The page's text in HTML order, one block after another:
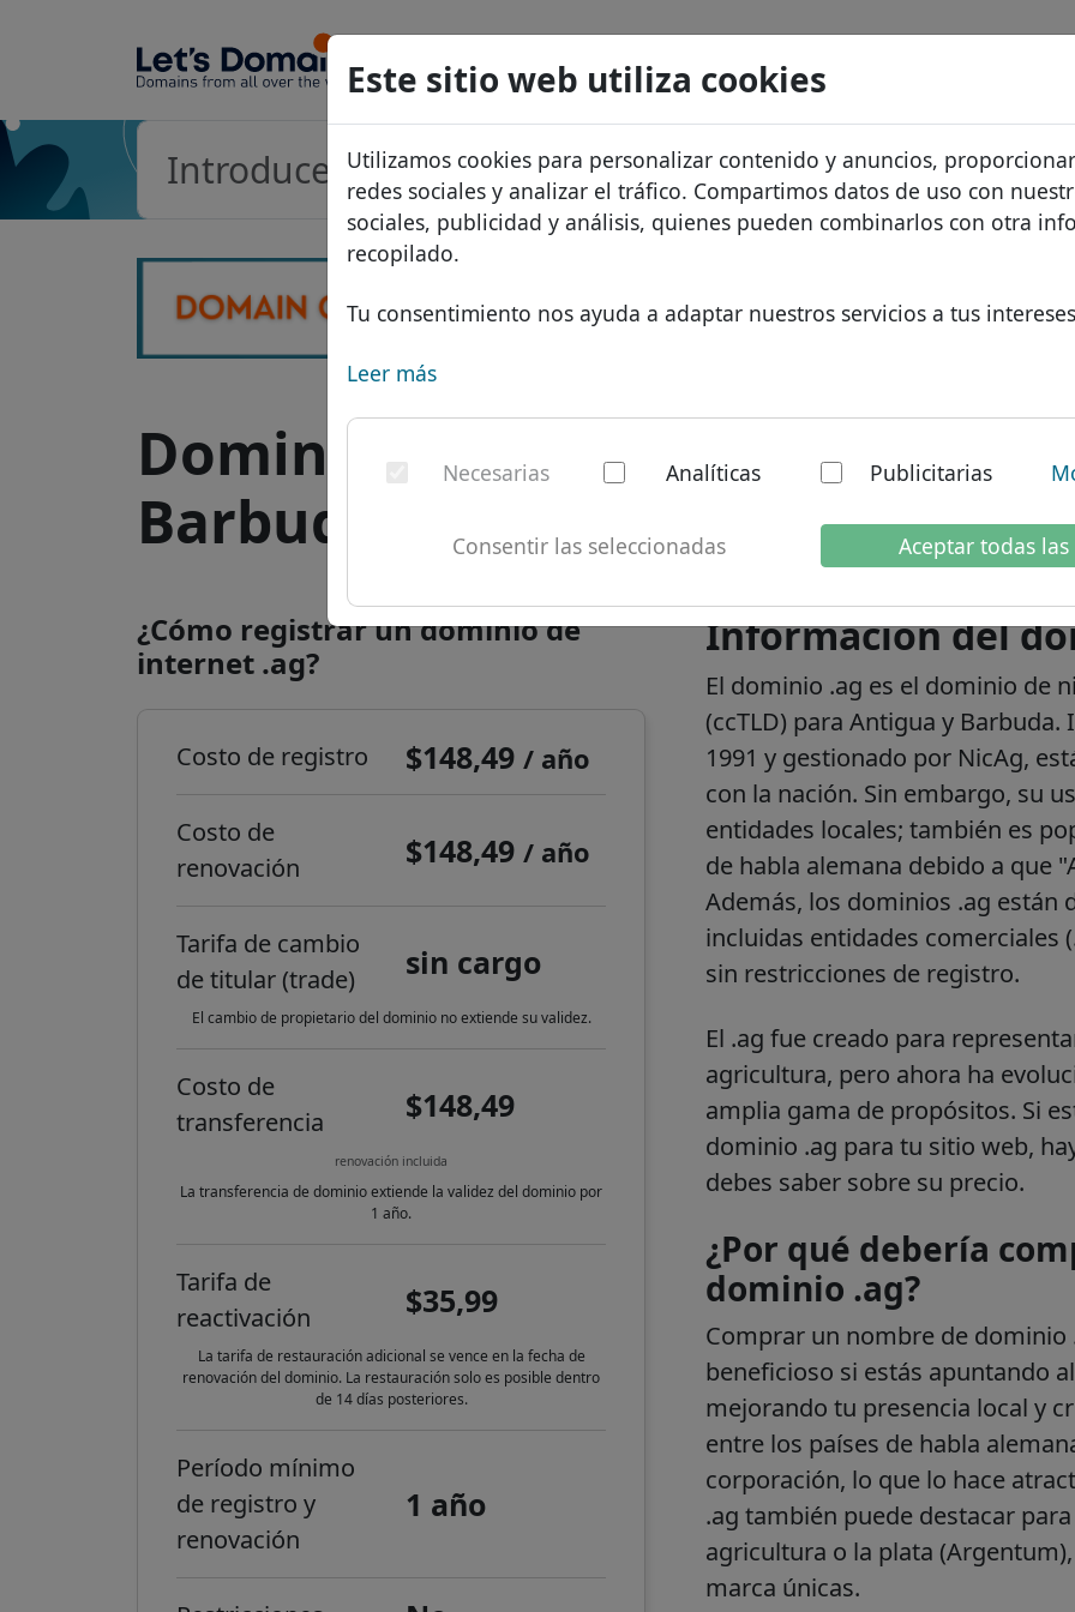
Este sitio web utiliza cookies
Utilizamos cookies para personalizar contenido y anuncios,
redes sociales y analizar el tráfico. Compartimos datos de uso con
sociales, publicidad y análisis, quienes pueden combinarlos con otra
recopilado.
Tu consentimiento nos ayuda a adaptar nuestros servicios a tus
Leer más
Necesarias Analíticas Publicitarias
Consentir las seleccionadas Aceptar todas las
Dominios
Base de datos de dominios
Dominios africanos
Dominios asiáticos
Dominios europeos
Dominios
Lista de precios
Descuentos
Transferir
Buscar
Protección de ID
Alojamiento DNS
WHOIS
Sobre
¿Por qué
Contacto
.ag Buscar
Dominio .ag - dominio
Barbuda
¿Cómo registrar un dominio de
internet .ag?
Costo de registro $148,49/ año
Costo de
renovación
$148,49/ año
Tarifa de cambio
de titular (trade)
sin cargo
El cambio de propietario del dominio no extiende su validez.
Costo de
transferencia
$148,49
renovación incluida
La transferencia de dominio extiende la validez del dominio por
1 año.
Tarifa de
reactivación
$35,99
La tarifa de restauración adicional se vence en la fecha de
renovación del dominio. La restauración solo es posible dentro
de 14 días posteriores.
Período mínimo
de registro y
renovación
1 año
Información del
El dominio .ag es el dominio de
(ccTLD) para Antigua y
1991 y gestionado por NicAg,
con la nación. Sin embargo, su
entidades locales; también es
de habla alemana debido a que
Además, los dominios .ag están
incluidas entidades comerciales
sin restricciones de registro.
El .ag fue creado para
agricultura, pero ahora ha
amplia gama de propósitos. Si
dominio .ag para tu sitio web,
debes saber sobre su precio.
​¿Por qué debería
dominio .ag?
Comprar un nombre de
beneficioso si estás apuntando
mejorando tu presencia local y
entre los países de habla
corporación, lo que lo hace
.ag también puede destacar
agricultura o la plata
marca únicas.